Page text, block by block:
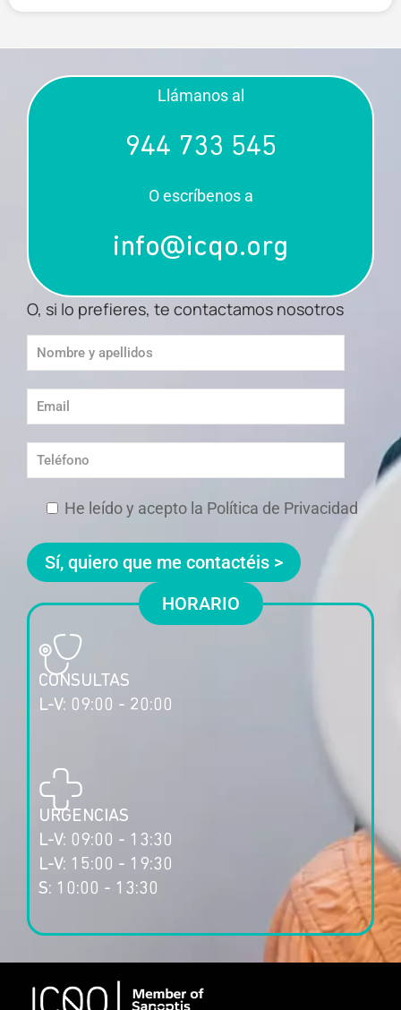
Llámanos al
944 733 545
O escríbenos a
info@icqo.org
O, si lo prefieres, te contactamos nosotros
He leído y acepto la Política de Privacidad
HORARIO
CONSULTAS
L-V: 09:00 - 20:00
URGENCIAS
L-V: 09:00 - 13:30
L-V: 15:00 - 19:30
S: 10:00 - 13:30